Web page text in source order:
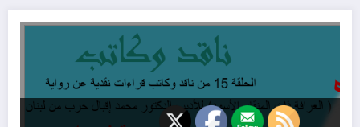
الحلقة الخامسة عشرة من (ناقد وكاتب) عبر منصة (ثقافة إنشانية) الجناح الثقافي